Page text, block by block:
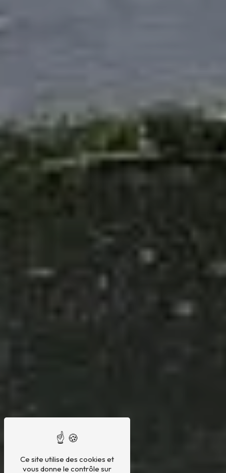
Ce site utilise des cookies et
vous donne le contrôle sur